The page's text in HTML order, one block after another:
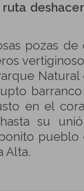
pozas
en el
su
pueblo
Alta.